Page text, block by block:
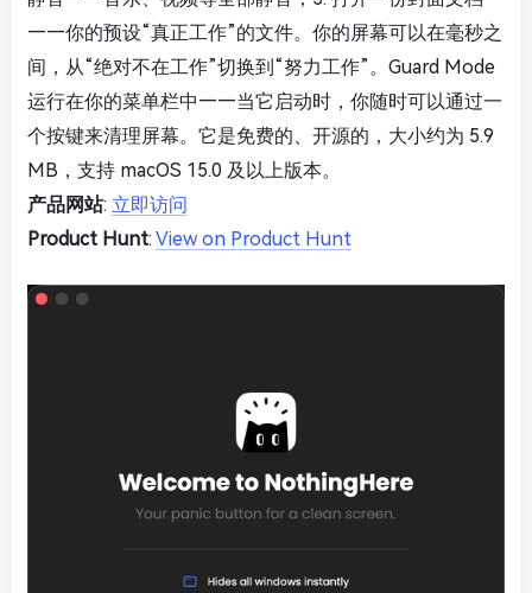
——你的预设“真正工作”的文件。你的屏幕可以在毫秒之
间，从“绝对不在工作”切换到“努力工作”。Guard Mode
运行在你的菜单栏中——当它启动时，你随时可以通过一
个按键来清理屏幕。它是免费的、开源的，大小约为 5.9
MB，支持 macOS 15.0 及以上版本。
产品网站: 立即访问
Product Hunt: View on Product Hunt